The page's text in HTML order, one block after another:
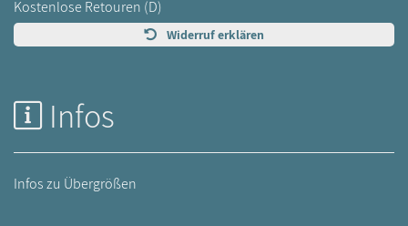
Kostenlose Retouren (D)
Widerruf erklären
Infos
Infos zu Übergrößen